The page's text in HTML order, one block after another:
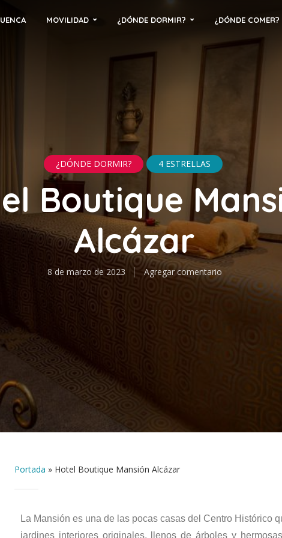
MOVILIDAD ¿DÓNDE DORMIR? ¿DÓNDE COMER?
¿DÓNDE DORMIR? 4 ESTRELLAS
Boutique
Alcázar
8 de marzo de 2023 Agregar comentario
Portada » Hotel Boutique Mansión Alcázar
La Mansión es una de las pocas casas del Centro Histórico
jardines interiores originales, llenos de árboles y